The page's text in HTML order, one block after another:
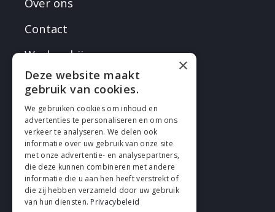
Contact
Werken bij
VOLG EN
×
Deze website maakt
gebruik van cookies.
We gebruiken cookies om inhoud en
advertenties te personaliseren en om ons
verkeer te analyseren. We delen ook
informatie over uw gebruik van onze site
met onze advertentie- en analysepartners,
die deze kunnen combineren met andere
informatie die u aan hen heeft verstrekt of
die zij hebben verzameld door uw gebruik
van hun diensten. Privacybeleid